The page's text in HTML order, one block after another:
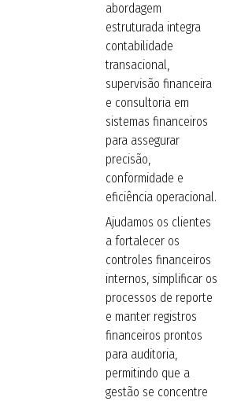
abordagem
estruturada integra
contabilidade
transacional,
supervisão financeira
e consultoria em
sistemas financeiros
para assegurar
precisão,
conformidade e
eficiência operacional.
Ajudamos os clientes
a fortalecer os
controles financeiros
internos, simplificar os
processos de reporte
e manter registros
financeiros prontos
para auditoria,
permitindo que a
gestão se concentre